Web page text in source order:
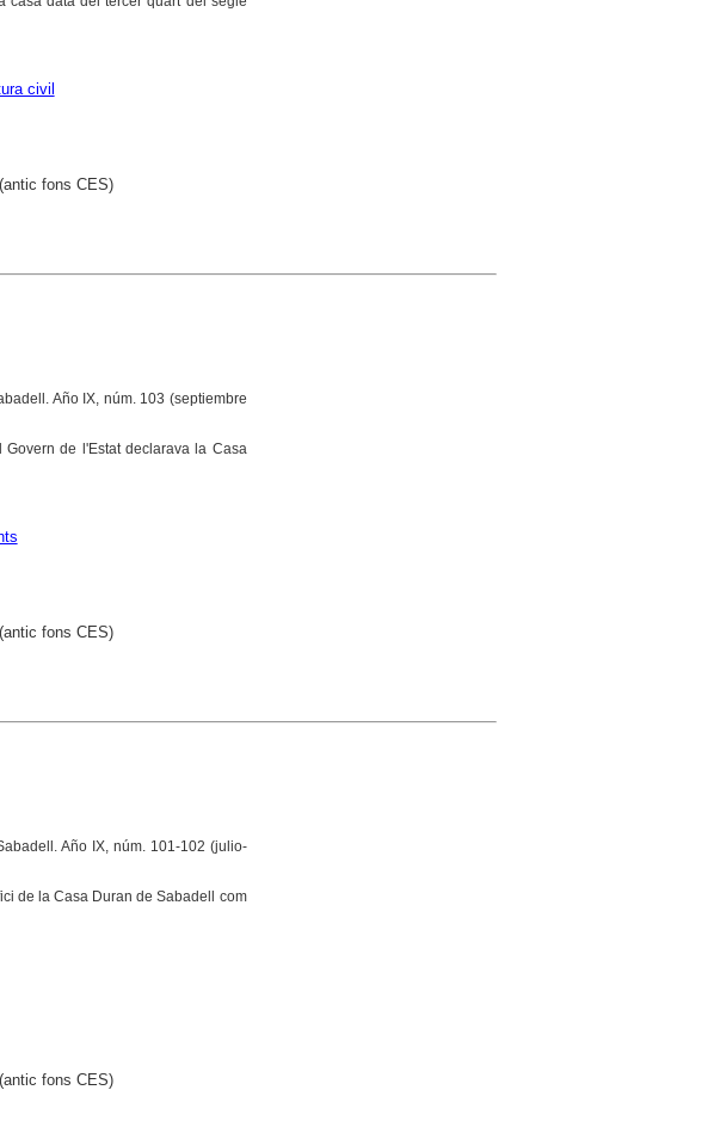
civil
fons CES)
Año IX, núm. 103 (septiembre
de l'Estat declarava la Casa
fons CES)
Año IX, núm. 101-102 (julio-
de la Casa Duran de Sabadell com
fons CES)